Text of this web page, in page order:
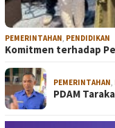
PEMERINTAHAN, PENDIDIKAN
Komitmen terhadap
PEMERINTAHAN,
PDAM